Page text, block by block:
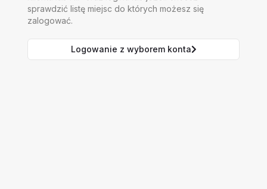
sprawdzić listę miejsc do których możesz się
zalogować.
Logowanie z wyborem konta